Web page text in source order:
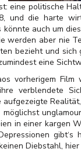
eine politische
und die harte
auch um
werden aber nie
bezieht und
eine
vorherigem
verblendete
in einer
Diebstahl,